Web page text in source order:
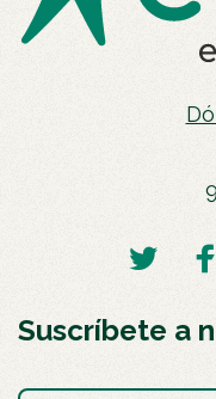
Suscríbete a